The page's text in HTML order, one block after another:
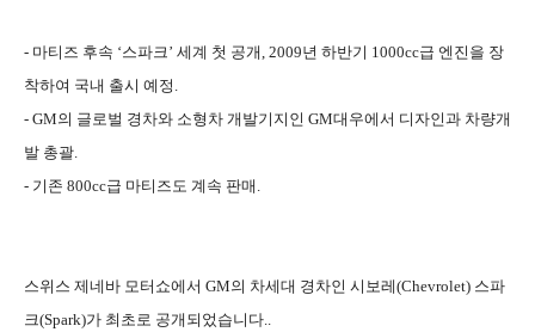
- 마티즈 후속 ‘스파크’ 세계 첫 공개, 2009년 하반기 1000cc급 엔진을 장
착하여 국내 출시 예정.
- GM의 글로벌 경차와 소형차 개발기지인 GM대우에서 디자인과 차량개
발 총괄.
- 기존 800cc급 마티즈도 계속 판매.
스위스 제네바 모터쇼에서 GM의 차세대 경차인 시보레(Chevrolet) 스파
크(Spark)가 최초로 공개되었습니다..